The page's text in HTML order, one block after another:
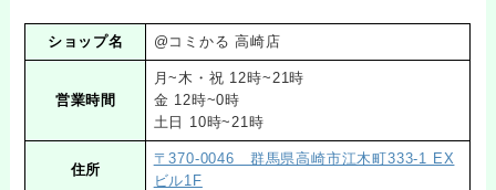
ショップ名 @コミかる 高崎店
営業時間
月~木・祝 12時~21時
金 12時~0時
土日 10時~21時
住所
〒370-0046 群馬県高崎市江木町333-1 EX
ビル1F